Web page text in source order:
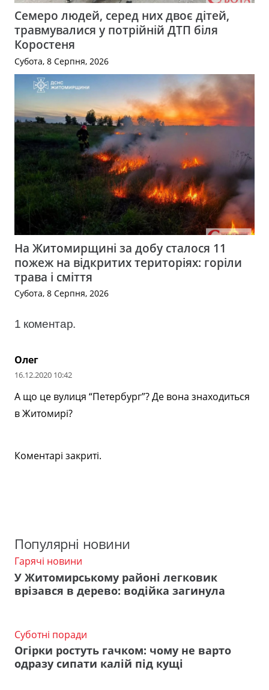
Семеро людей, серед них двоє дітей,
травмувалися у потрійній ДТП біля
Коростеня
Субота, 8 Серпня, 2026
На Житомирщині за добу сталося 11
пожеж на відкритих територіях: горіли
трава і сміття
Субота, 8 Серпня, 2026
1 коментар.
Олег
16.12.2020 10:42
А що це вулиця “Петербург”? Де вона знаходиться
в Житомирі?
Коментарі закриті.
Популярні новини
Гарячі новини
У Житомирському районі легковик
врізався в дерево: водійка загинула
Суботні поради
Огірки ростуть гачком: чому не варто
одразу сипати калій під кущі